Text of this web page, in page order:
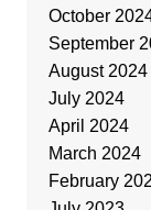
October
September
August 2024
July 2024
April 2024
March 2024
February